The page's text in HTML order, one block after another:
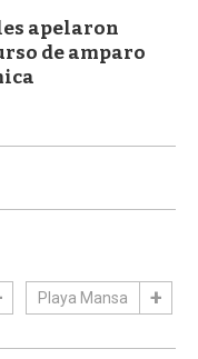
apelaron
de amparo
Playa Mansa